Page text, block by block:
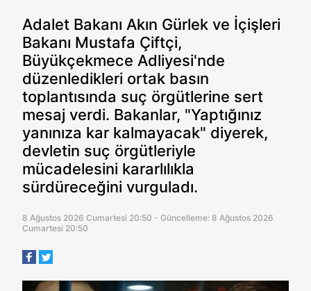
Adalet Bakanı Akın Gürlek ve İçişleri
Bakanı Mustafa Çiftçi,
Büyükçekmece Adliyesi'nde
düzenledikleri ortak basın
toplantısında suç örgütlerine sert
mesaj verdi. Bakanlar, "Yaptığınız
yanınıza kar kalmayacak" diyerek,
devletin suç örgütleriyle
mücadelesini kararlılıkla
sürdüreceğini vurguladı.
8 Ağustos 2026 Cumartesi 20:50 - Güncelleme: 8 Ağustos 2026
Cumartesi 20:50